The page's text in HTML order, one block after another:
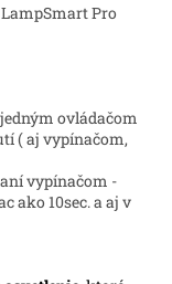
Pro
ovládačom
( aj vypínačom,
vypínačom -
ako 10sec. a aj v